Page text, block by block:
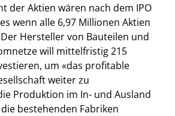
der Aktien wären nach dem IPO
wenn alle 6,97 Millionen Aktien
Hersteller von Bauteilen und
will mittelfristig 215
um «das profitable
weiter zu
Produktion im In- und Ausland
bestehenden Fabriken